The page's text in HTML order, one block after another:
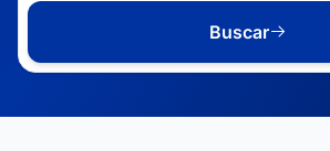
Buscar